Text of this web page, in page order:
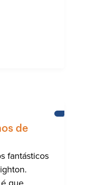
ALUNOS
de
fantásticos